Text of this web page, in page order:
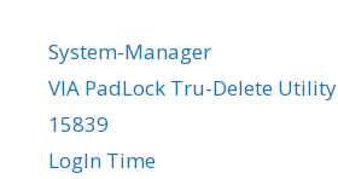
System-Manager
VIA PadLock Tru-Delete Utility
15839
LogIn Time